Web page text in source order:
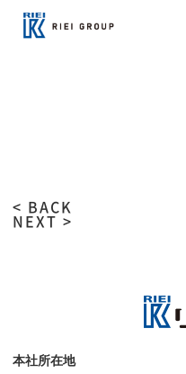
< BACK
NEXT >
本社所在地